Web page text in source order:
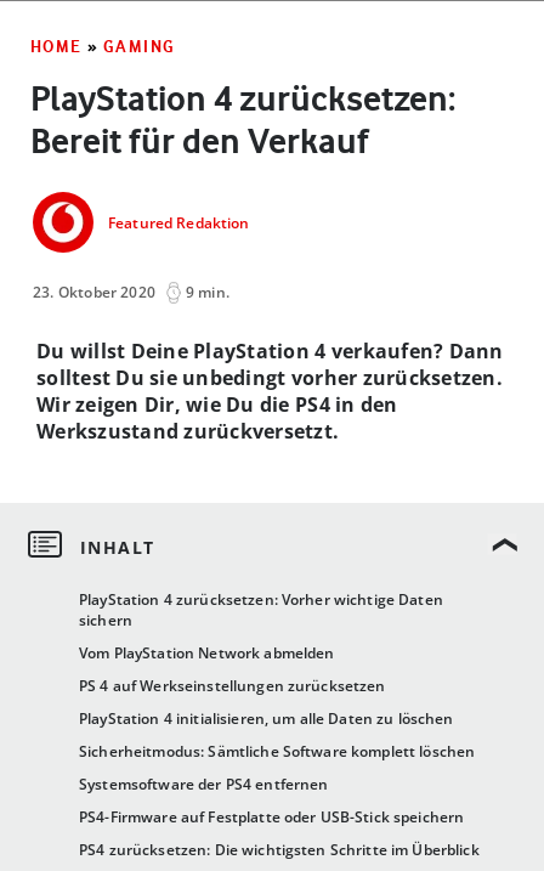
HOME » GAMING
PlayStation 4 zurücksetzen:
Bereit für den Verkauf
Featured Redaktion
23. Oktober 2020 9 min.
PlayStation 4 zurücksetzen: Vorher wichtige Daten
sichern
Vom PlayStation Network abmelden
PS 4 auf Werkseinstellungen zurücksetzen
PlayStation 4 initialisieren, um alle Daten zu löschen
Sicherheitmodus: Sämtliche Software komplett löschen
Systemsoftware der PS4 entfernen
PS4-Firmware auf Festplatte oder USB-Stick speichern
PS4 zurücksetzen: Die wichtigsten Schritte im Überblick
Du willst Deine PlayStation 4 verkaufen? Dann
solltest Du sie unbedingt vorher zurücksetzen.
Wir zeigen Dir, wie Du die PS4 in den
Werkszustand zurückversetzt.